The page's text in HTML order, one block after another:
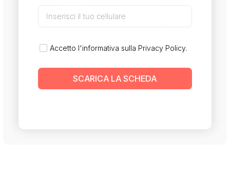
Accetto l'informativa sulla Privacy Policy.
SCARICA LA SCHEDA